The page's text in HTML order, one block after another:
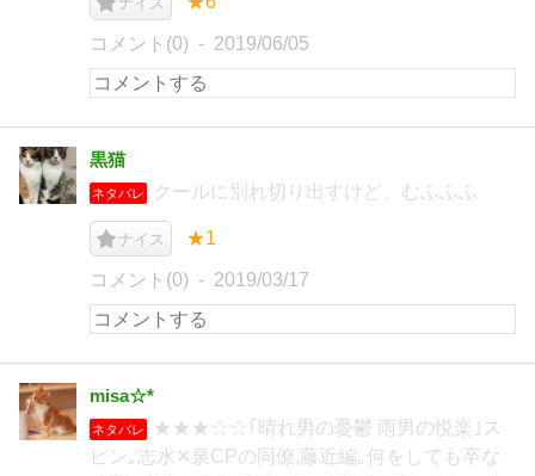
コメント(0) 2019/06/05
黒猫
ネタバレ クールに別れ切り出すけど、むふふふ
ナイス ★1
コメント(0) 2019/03/17
misa☆*
ネタバレ
★★★☆☆｢晴れ男の憂鬱 雨男の悦楽｣ス
ピン｡志水✕泉CPの同僚,藤近編｡何をしても卒な